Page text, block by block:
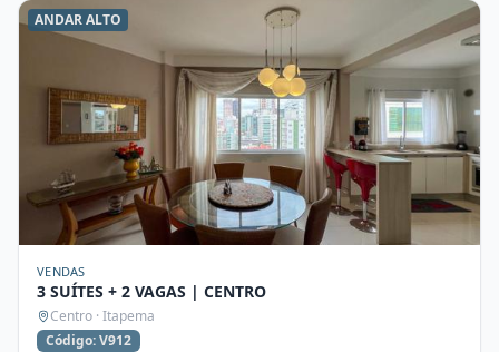
ANDAR ALTO
VENDAS
3 SUÍTES + 2 VAGAS | CENTRO
Centro · Itapema
Código: V912